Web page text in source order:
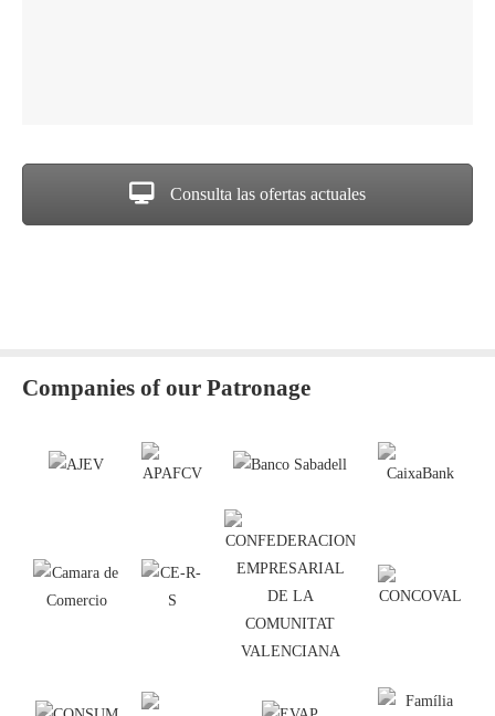
Consulta las ofertas actuales
Companies of our Patronage